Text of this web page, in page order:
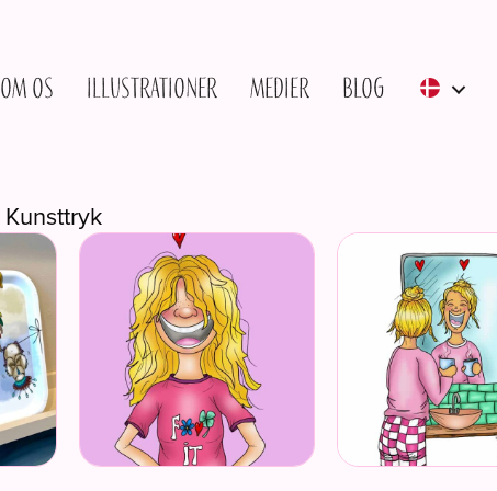
Om os Illustrationer Medier Blog
Kunsttryk